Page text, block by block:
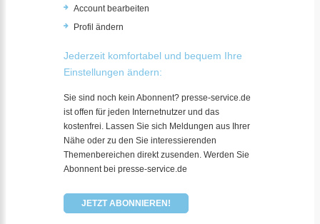
Account bearbeiten
Profil ändern
Jederzeit komfortabel und bequem Ihre
Einstellungen ändern:
Sie sind noch kein Abonnent? presse-service.de
ist offen für jeden Internetnutzer und das
kostenfrei. Lassen Sie sich Meldungen aus Ihrer
Nähe oder zu den Sie interessierenden
Themenbereichen direkt zusenden. Werden Sie
Abonnent bei presse-service.de
JETZT ABONNIEREN!